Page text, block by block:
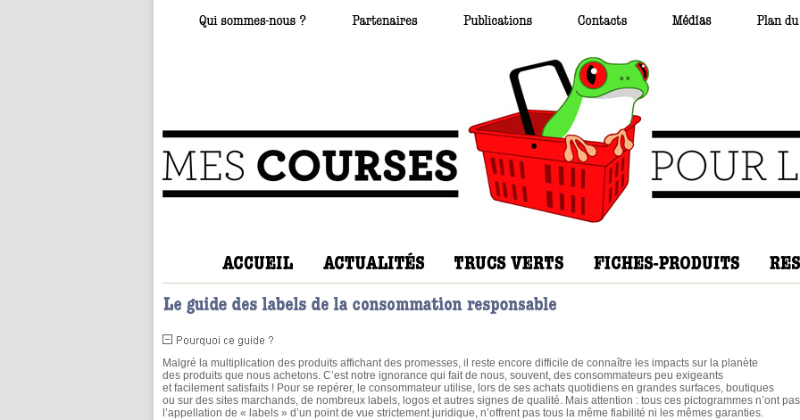
Malgré la multiplication des produits affichant des promesses, il reste encore difficile de connaître les impacts sur la planète
des produits que nous achetons. C’est notre ignorance qui fait de nous, souvent, des consommateurs peu exigeants
et facilement satisfaits ! Pour se repérer, le consommateur utilise, lors de ses achats quotidiens en grandes surfaces, boutiques
ou sur des sites marchands, de nombreux labels, logos et autres signes de qualité. Mais attention : tous ces pictogrammes n’ont
l’appellation de « labels » d’un point de vue strictement juridique, n’offrent pas tous la même fiabilité ni les mêmes garanties.